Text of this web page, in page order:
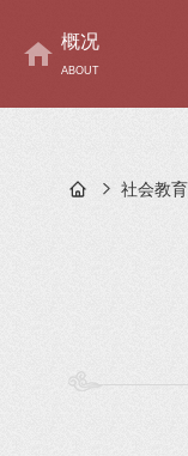
概况
ABOUT
社会教育